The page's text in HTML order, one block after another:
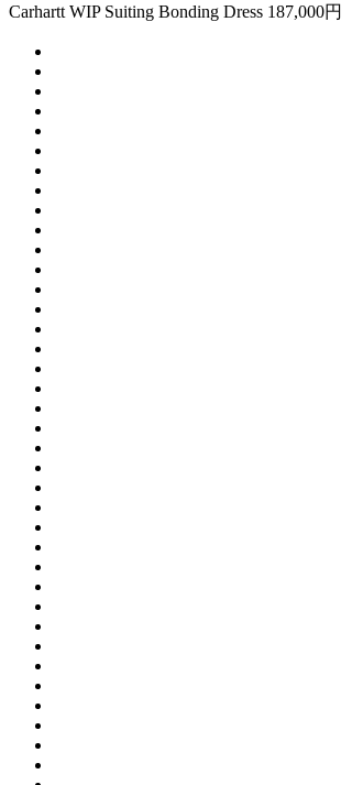
Carhartt WIP Suiting Bonding Dress 187,000円